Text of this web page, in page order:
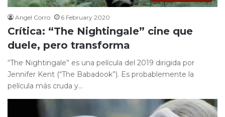
Angel Corro 6 February 2020
Crítica: “The Nightingale” cine que
duele, pero transforma
“The Nightingale” es una película del 2019 dirigida por
Jennifer Kent (“The Babadook”). Es probablemente la
película más cruda y…